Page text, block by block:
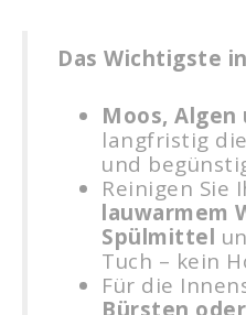
Das Wichtigste
Moos, Algen
langfristig
und
Reinigen Sie
lauwarmem
Spülmittel
Tuch – kein
Für die
Bürsten